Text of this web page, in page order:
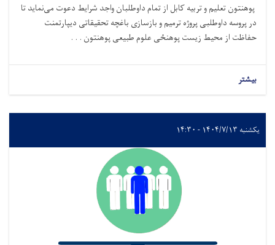
پوهنتون تعلیم و تربیه کابل از تمام داوطلبان واجد شرایط دعوت می‌‌نماید تا
در پروسه داوطلبی پروژه ترمیم و بازسازی باغچه تحقیقاتی دیپارتمنت
حفاظت از محیط زیست پوهنځی علوم طبیعی پوهنتون . . .
بیشتر
یکشنبه ۱۴۰۴/۷/۱۳ - ۱۴:۳۰